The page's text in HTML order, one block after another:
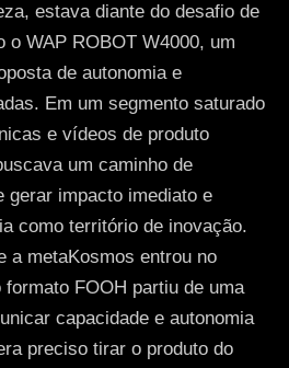
estava diante do desafio de
o WAP ROBOT W4000, um
de autonomia e
Em um segmento saturado
e vídeos de produto
um caminho de
gerar impacto imediato e
como território de inovação.
a metaKosmos entrou no
formato FOOH partiu de uma
capacidade e autonomia
preciso tirar o produto do